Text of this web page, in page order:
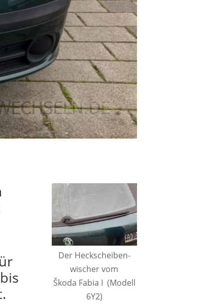
Der Heck­scheiben­
wischer vom
Škoda Fabia I (Modell
6Y2)